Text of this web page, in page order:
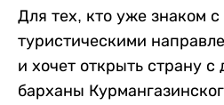
Для тех, кто уже знаком
туристическими
и хочет открыть страну с
барханы